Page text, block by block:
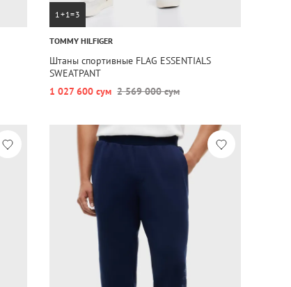
1+1=3
TOMMY HILFIGER
Штаны спортивные FLAG ESSENTIALS
SWEATPANT
1 027 600 сум 2 569 000 сум